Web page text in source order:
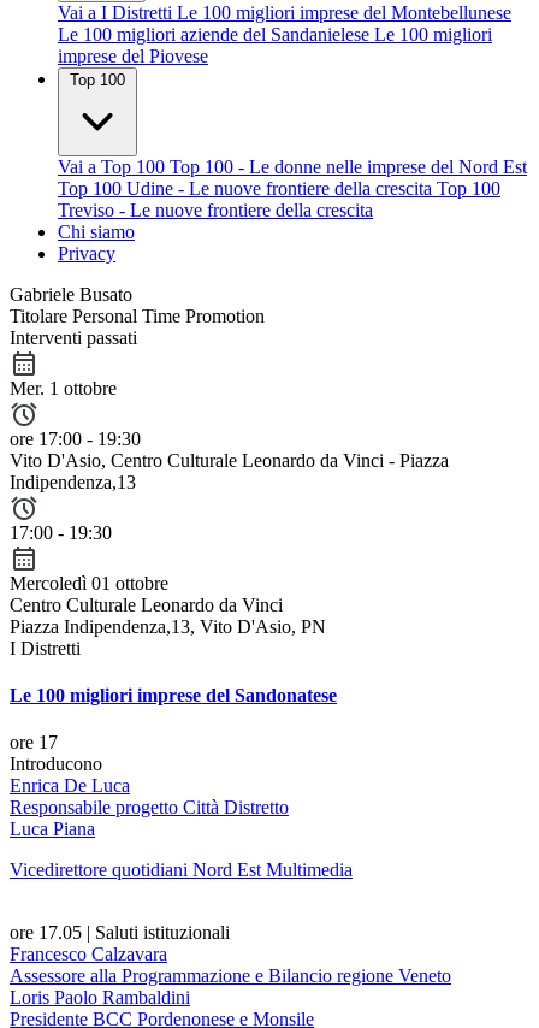
Vai a I Distretti Le 100 migliori imprese del Montebellunese
Le 100 migliori aziende del Sandanielese Le 100 migliori
imprese del Piovese
Top 100
Vai a Top 100 Top 100 - Le donne nelle imprese del Nord Est
Top 100 Udine - Le nuove frontiere della crescita Top 100
Treviso - Le nuove frontiere della crescita
Chi siamo
Privacy
Gabriele Busato
Titolare Personal Time Promotion
Interventi passati
Mer. 1 ottobre
ore 17:00 - 19:30
Vito D'Asio, Centro Culturale Leonardo da Vinci - Piazza
Indipendenza,13
17:00 - 19:30
Mercoledì 01 ottobre
Centro Culturale Leonardo da Vinci
Piazza Indipendenza,13, Vito D'Asio, PN
I Distretti
Le 100 migliori imprese del Sandonatese
ore 17
Introducono
Enrica De Luca
Responsabile progetto Città Distretto
Luca Piana
Vicedirettore quotidiani Nord Est Multimedia
ore 17.05 | Saluti istituzionali
Francesco Calzavara
Assessore alla Programmazione e Bilancio regione Veneto
Loris Paolo Rambaldini
Presidente BCC Pordenonese e Monsile